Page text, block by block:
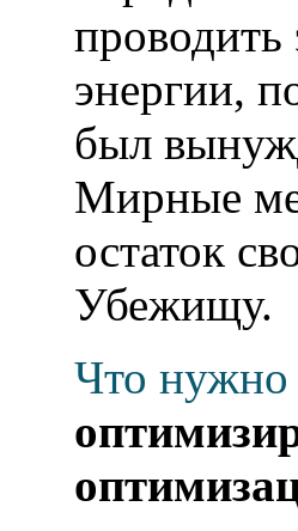
проводить
энергии,
был
Мирные
остаток
Убежищу.
Что нужно